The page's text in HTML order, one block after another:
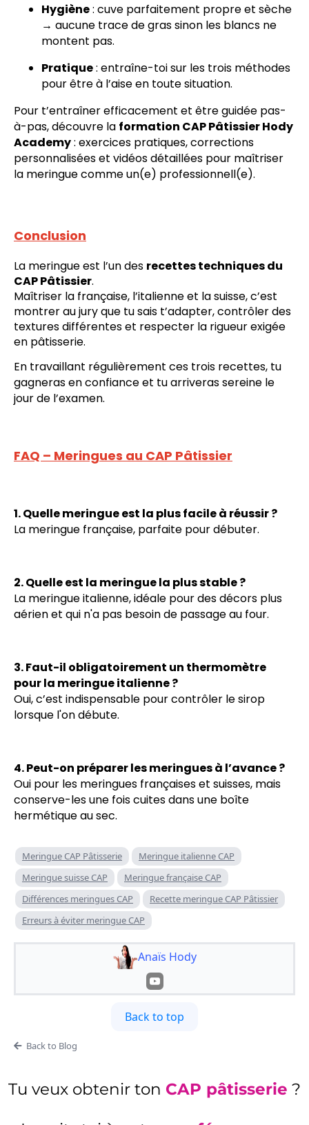
Hygiène: cuve parfaitement propre et sèche
→ aucune trace de gras sinon les blancs ne
montent pas.
Pratique: entraîne-toi sur les trois méthodes
pour être à l’aise en toute situation.
Pour t’entraîner efficacement et être guidée pas-
à-pas, découvre la formation CAP Pâtissier Hody
Academy: exercices pratiques, corrections
personnalisées et vidéos détaillées pour maîtriser
la meringue comme un(e) professionnell(e).
Conclusion
La meringue est l’un des recettes techniques du
CAP Pâtissier.
Maîtriser la française, l’italienne et la suisse, c’est
montrer au jury que tu sais t’adapter, contrôler des
textures différentes et respecter la rigueur exigée
en pâtisserie.
En travaillant régulièrement ces trois recettes, tu
gagneras en confiance et tu arriveras sereine le
jour de l’examen.
FAQ – Meringues au CAP Pâtissier
1. Quelle meringue est la plus facile à réussir ?
La meringue française, parfaite pour débuter.
2. Quelle est la meringue la plus stable ?
La meringue italienne, idéale pour des décors plus
aérien et qui n'a pas besoin de passage au four.
3. Faut-il obligatoirement un thermomètre
pour la meringue italienne ?
Oui, c’est indispensable pour contrôler le sirop
lorsque l'on débute.
4. Peut-on préparer les meringues à l’avance ?
Oui pour les meringues françaises et suisses, mais
conserve-les une fois cuites dans une boîte
hermétique au sec.
Meringue CAP Pâtisserie
Meringue italienne CAP
Meringue suisse CAP
Meringue française CAP
Différences meringues CAP
Recette meringue CAP Pâtissier
Erreurs à éviter meringue CAP
Anaïs Hody
Back to top
Back to Blog
Tu veux obtenir ton CAP pâtisserie ?